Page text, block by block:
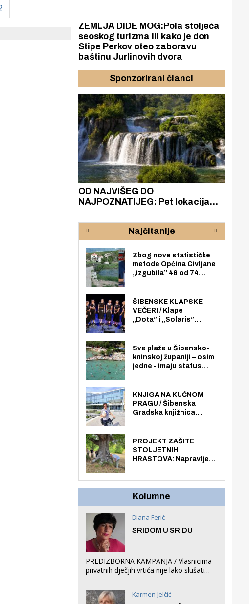
ZEMLJA DIDE MOG:Pola stoljeća
seoskog turizma ili kako je don
Stipe Perkov oteo zaboravu
baštinu Jurlinovih dvora
Sponzorirani članci
OD NAJVIŠEG DO
NAJPOZNATIJEG: Pet lokacija
rijeke Krke
Najčitanije
Zbog nove statističke
metode Općina Civljane
„izgubila” 46 od 74
nego radno sposobnih
osoba među svojih 170
stanovnika.
ŠIBENSKE KLAPSKE
VEČERI / Klape
„Dota” i „Solaris”
loži
Sve plaže u Šibensko-
kninskoj županiji – osim
jedne - imaju status
općoj upotrebi. Pristup
je slobodan i besplatan
za sve građane i
KNJIGA NA KUĆNOM
PRAGU / Šibenska
Gradska knjižnica
knjiga na kućnu adresu
električnim biciklom.
PROJEKT ZAŠITE
STOLJETNIH
HRASTOVA: Napravljen
Kolumne
Diana Ferić
SRIDOM U SRIDU
PREDIZBORNA KAMPANJA / Vlasnicima
privatnih dječjih vrtića nije lako slušati
što oni rade u Šibeniku ne postoji
Karmen Jelčić